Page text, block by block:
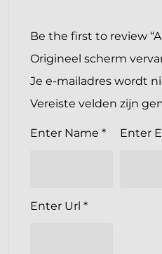
Be the first to review
Origineel scherm
Je e-mailadres wordt
Vereiste velden zijn
Enter Name * Enter
Enter Url *